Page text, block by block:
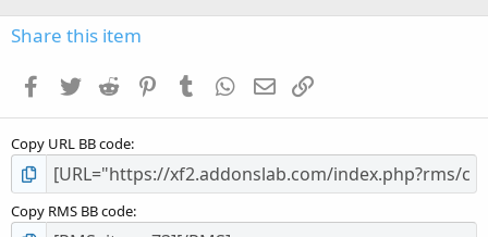
Share this item
Facebook
Twitter Reddit PinterestTumblr WhatsApp
Email
Copy URL BB code
Copy RMS BB code